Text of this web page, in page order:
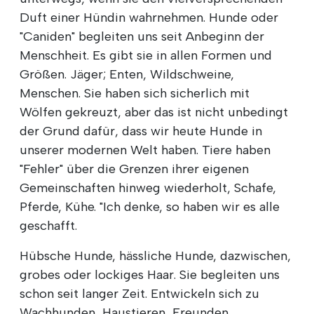
Duft einer Hündin wahrnehmen. Hunde oder
"Caniden" begleiten uns seit Anbeginn der
Menschheit. Es gibt sie in allen Formen und
Größen. Jäger; Enten, Wildschweine,
Menschen. Sie haben sich sicherlich mit
Wölfen gekreuzt, aber das ist nicht unbedingt
der Grund dafür, dass wir heute Hunde in
unserer modernen Welt haben. Tiere haben
"Fehler" über die Grenzen ihrer eigenen
Gemeinschaften hinweg wiederholt, Schafe,
Pferde, Kühe. "Ich denke, so haben wir es alle
geschafft.
Hübsche Hunde, hässliche Hunde, dazwischen,
grobes oder lockiges Haar. Sie begleiten uns
schon seit langer Zeit. Entwickeln sich zu